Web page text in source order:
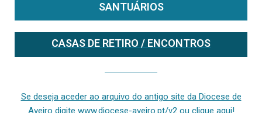
SANTUÁRIOS
CASAS DE RETIRO / ENCONTROS
Se deseja aceder ao arquivo do antigo site da Diocese de
Aveiro digite www.diocese-aveiro.pt/v2 ou clique aqui!